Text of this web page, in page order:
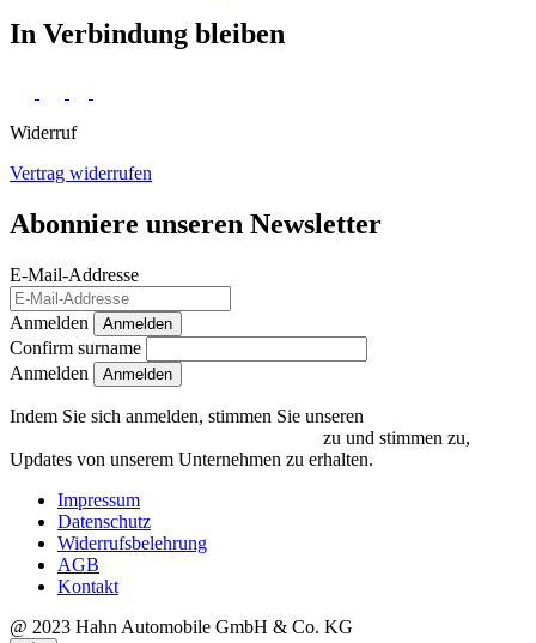
In Verbindung bleiben
Widerruf
Vertrag widerrufen
Abonniere unseren Newsletter
E-Mail-Addresse
Anmelden Anmelden
Confirm surname
Anmelden
Indem Sie sich anmelden, stimmen Sie unseren
zu und stimmen zu,
Updates von unserem Unternehmen zu erhalten.
Impressum
Datenschutz
Widerrufsbelehrung
AGB
Kontakt
@ 2023 Hahn Automobile GmbH & Co. KG